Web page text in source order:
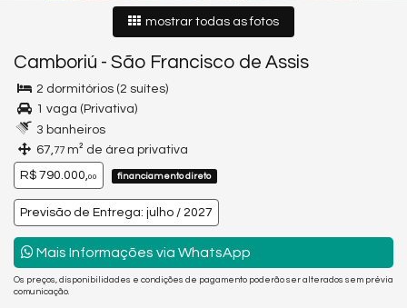
mostrar todas as fotos
Camboriú - São Francisco de Assis
2 dormitórios (2 suítes)
1 vaga (Privativa)
3 banheiros
67,77 m² de área privativa
R$ 790.000,00 financiamento direto
Previsão de Entrega: julho / 2027
Mais Informações via WhatsApp
Os preços, disponibilidades e condições de pagamento poderão ser alterados sem prévia
comunicação.